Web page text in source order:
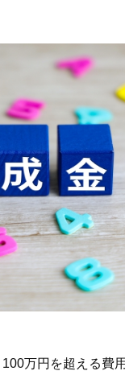
100万円を超える